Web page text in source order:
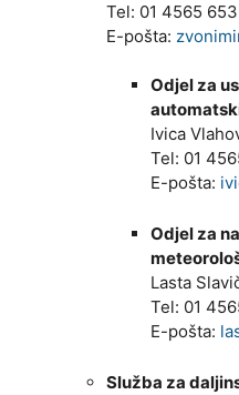
Tel: 01 4565 653
E-pošta:
Odjel za
Ivica
Tel: 01
E-pošta:
Odjel za
Lasta
Tel: 01
E-pošta:
Služba za